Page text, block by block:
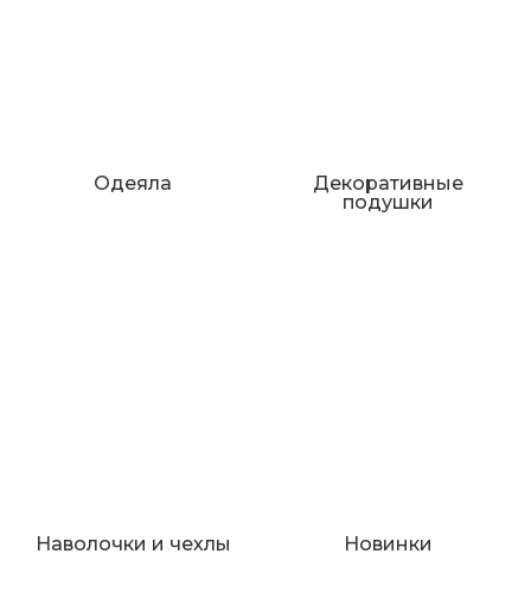
Одеяла
Декоративные
подушки
Наволочки и чехлы Новинки